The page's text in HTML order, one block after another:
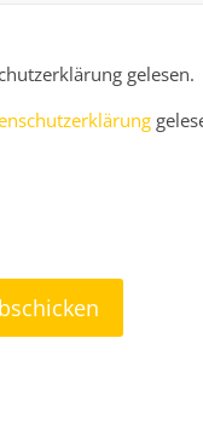
gelesen.